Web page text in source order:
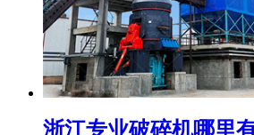
浙江专业破碎机哪里